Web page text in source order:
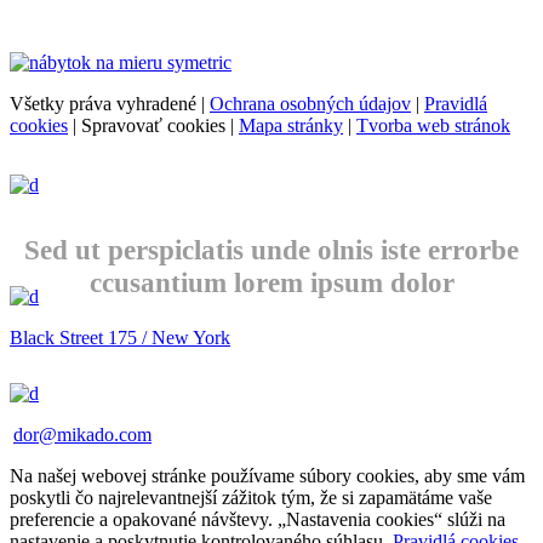
Všetky práva vyhradené | Ochrana osobných údajov | Pravidlá
cookies | Spravovať cookies | Mapa stránky | Tvorba web stránok
Sed ut perspiclatis unde olnis iste errorbe
ccusantium lorem ipsum dolor
Black Street 175 / New York
dor@mikado.com
Na našej webovej stránke používame súbory cookies, aby sme vám
poskytli čo najrelevantnejší zážitok tým, že si zapamätáme vaše
preferencie a opakované návštevy. „Nastavenia cookies“ slúži na